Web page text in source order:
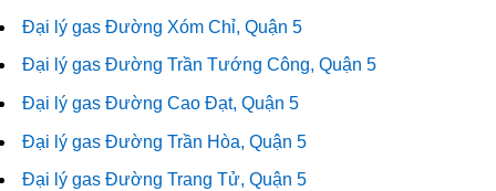
Đại lý gas Đường Xóm Chỉ, Quận 5
Đại lý gas Đường Trần Tướng Công, Quận 5
Đại lý gas Đường Cao Đạt, Quận 5
Đại lý gas Đường Trần Hòa, Quận 5
Đại lý gas Đường Trang Tử, Quận 5